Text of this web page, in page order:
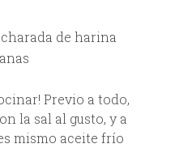
de harina
Previo a todo,
la sal al gusto, y a
mismo aceite frío